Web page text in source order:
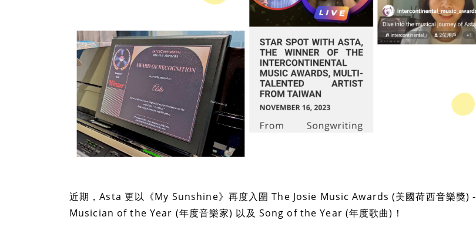
近期，Asta 更以《My Sunshine》再度入圍 The Josie Music Awards (美國荷西音樂獎) -
Musician of the Year (年度音樂家) 以及 Song of the Year (年度歌曲)！